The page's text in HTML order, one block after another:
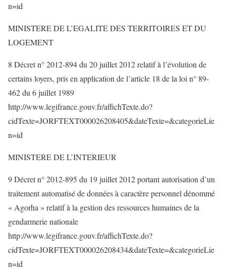
n=id
MINISTERE DE L’EGALITE DES TERRITOIRES ET DU
LOGEMENT
8 Décret n° 2012-894 du 20 juillet 2012 relatif à l’évolution de
certains loyers, pris en application de l’article 18 de la loi n° 89-
462 du 6 juillet 1989
http://www.legifrance.gouv.fr/affichTexte.do?
cidTexte=JORFTEXT000026208405&dateTexte=&categorieLie
n=id
MINISTERE DE L’INTERIEUR
9 Décret n° 2012-895 du 19 juillet 2012 portant autorisation d’un
traitement automatisé de données à caractère personnel dénommé
« Agorha » relatif à la gestion des ressources humaines de la
gendarmerie nationale
http://www.legifrance.gouv.fr/affichTexte.do?
cidTexte=JORFTEXT000026208434&dateTexte=&categorieLie
n=id